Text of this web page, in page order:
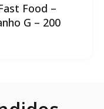
Food –
G – 200